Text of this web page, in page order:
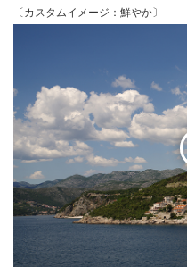
〔カスタムイメージ：鮮やか〕